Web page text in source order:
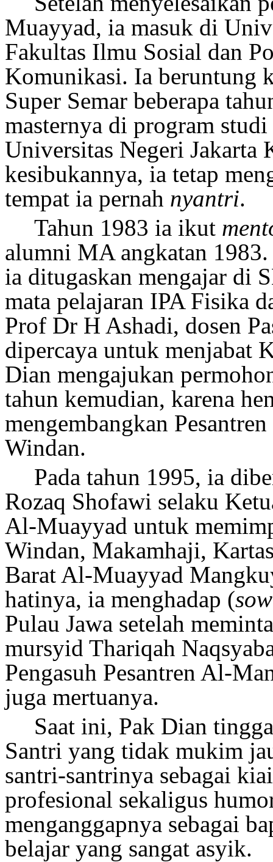
Muayyad, ia masuk di
Fakultas Ilmu Sosial dan
Komunikasi. Ia beruntung
Super Semar beberapa
masternya di program
Universitas Negeri Jakarta
kesibukannya, ia tetap
tempat ia pernah nyantri.
Tahun 1983 ia ikut
alumni MA angkatan
ia ditugaskan mengajar di
mata pelajaran IPA Fisika
Prof Dr H Ashadi, dosen
dipercaya untuk menjabat
Dian mengajukan
tahun kemudian, karena
mengembangkan
Windan.
Pada tahun 1995, ia
Rozaq Shofawi selaku
Al-Muayyad untuk
Windan, Makamhaji,
Barat Al-Muayyad
hatinya, ia menghadap (
Pulau Jawa setelah
mursyid Thariqah
Pengasuh Pesantren Al-
juga mertuanya.
Saat ini, Pak Dian
Santri yang tidak mukim
santri-santrinya sebagai
profesional sekaligus
menganggapnya sebagai
belajar yang sangat asyik.